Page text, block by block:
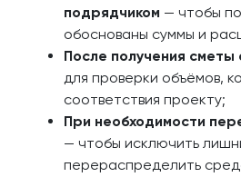
подрядчиком — чтобы
обоснованы суммы и
После получения сметы
для проверки объёмов,
соответствия проекту;
При необходимости
— чтобы исключить
перераспределить